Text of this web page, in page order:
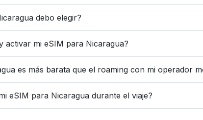
debo elegir?
activar mi eSIM para Nicaragua?
es más barata que el roaming con mi operador
eSIM para Nicaragua durante el viaje?